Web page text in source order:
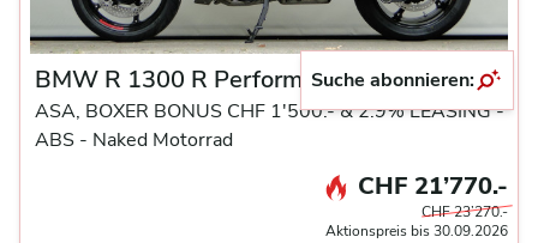
BMW R 1300 R Performance
ASA, BOXER BONUS CHF 1'500.- & 2.9% LEASING -
ABS - Naked Motorrad
CHF 21’770.-
CHF 23’270.-
Aktionspreis bis 30.09.2026
Suche abonnieren: